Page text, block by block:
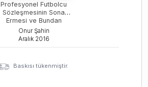
Profesyonel Futbolcu
Sözleşmesinin Sona
Ermesi ve Bundan
Kaynaklanan
Uyuşmazlıkların Sportif
Onur Şahin
Aralık 2016
Baskısı tükenmiştir.